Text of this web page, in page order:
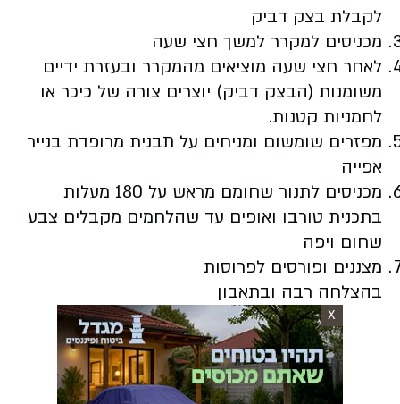
לקבלת בצק דביק
מכניסים למקרר למשך חצי שעה
לאחר חצי שעה מוציאים מהמקרר ובעזרת ידיים
משומנות (הבצק דביק) יוצרים צורה של כיכר או
לחמניות קטנות.
מפזרים שומשום ומניחים על תבנית מרופדת בנייר
אפייה
מכניסים לתנור שחומם מראש על 180 מעלות
בתכנית טורבו ואופים עד שהלחמים מקבלים צבע
שחום ויפה
מצננים ופורסים לפרוסות
בהצלחה רבה ובתאבון
X